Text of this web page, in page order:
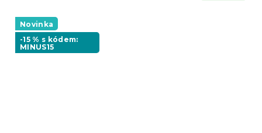
Novinka
-15 % s kódem:
MINUS15